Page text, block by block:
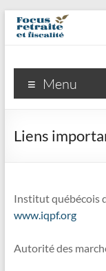
Focus
retraite
et
fiscalité
La
retraite,
y
Menu
Liens
Institut québécois
www.iqpf.org
Autorité des